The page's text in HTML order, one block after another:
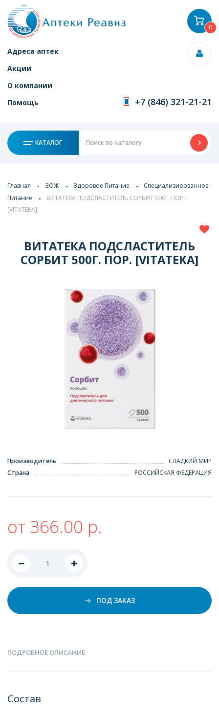
Адреса аптек
Акции
О компании
Помощь
+7 (846) 321-21-21
КАТАЛОГ
0
Главная ЗОЖ Здоровое Питание
Специализированное
Питание
ВИТАТЕКА ПОДСЛАСТИТЕЛЬ СОРБИТ 500Г. ПОР.
[VITATEKA]
ВИТАТЕКА ПОДСЛАСТИТЕЛЬ
СОРБИТ 500Г. ПОР. [VITATEKA]
Производитель
СЛАДКИЙ МИР
Страна
РОССИЙСКАЯ ФЕДЕРАЦИЯ
от 366.00 р.
ПОД ЗАКАЗ
ПОДРОБНОЕ ОПИСАНИЕ
Состав